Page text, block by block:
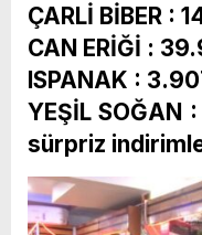
ÇARLİ BİBER :
CAN ERİĞİ :
ISPANAK :
YEŞİL
sürpriz